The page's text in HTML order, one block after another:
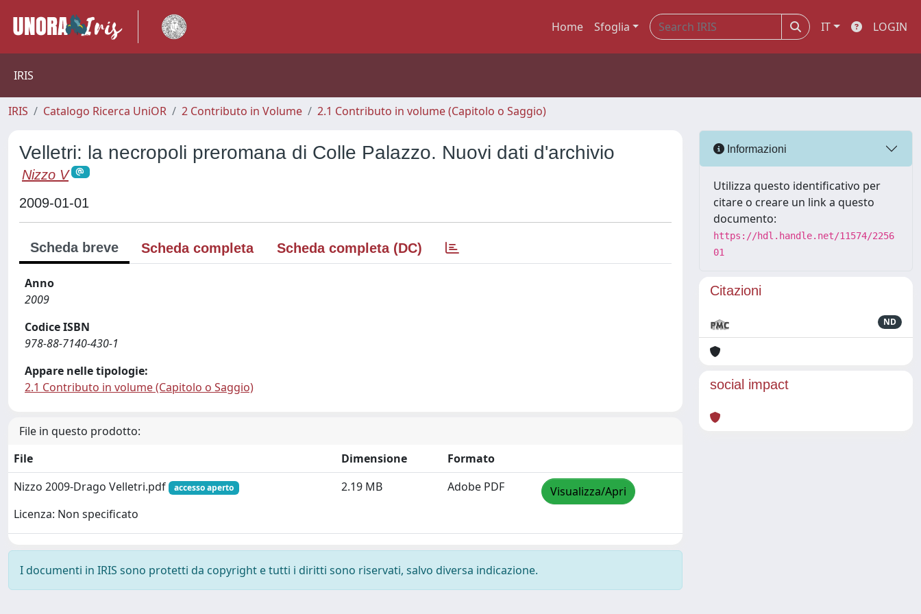
Home Sfoglia IT LOGIN
IRIS
IRIS Catalogo Ricerca UniOR 2 Contributo in Volume 2.1 Contributo in volume (Capitolo o Saggio)
Velletri: la necropoli preromana di Colle Palazzo. Nuovi dati d'archivio
Nizzo V
2009-01-01
Scheda breve Scheda completa Scheda completa (DC)
Anno
2009
Codice ISBN
978-88-7140-430-1
Appare nelle tipologie:
2.1 Contributo in volume (Capitolo o Saggio)
File in questo prodotto:
File
Dimensione
Formato
Nizzo 2009-Drago Velletri.pdf
accesso aperto
Licenza: Non specificato
2.19 MB Adobe PDF Visualizza/Apri
I documenti in IRIS sono protetti da copyright e tutti i diritti sono riservati, salvo diversa indicazione.
Informazioni
Utilizza questo identificativo per
citare o creare un link a questo
documento:
https://hdl.handle.net/11574/2256
01
Citazioni
ND
social impact